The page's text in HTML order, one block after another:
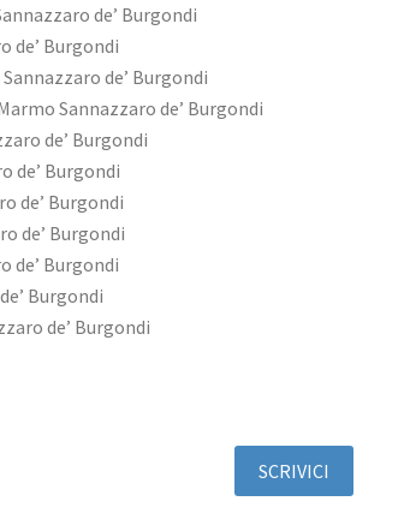
de’ Burgondi
de’ Burgondi
de’ Burgondi
Sannazzaro de’ Burgondi
de’ Burgondi
de’ Burgondi
de’ Burgondi
de’ Burgondi
de’ Burgondi
Burgondi
de’ Burgondi
SCRIVICI